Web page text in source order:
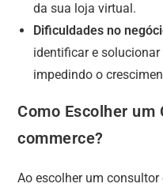
da sua loja virtual.
Dificuldades no
identificar e
impedindo o
Como Escolher um
commerce?
Ao escolher um